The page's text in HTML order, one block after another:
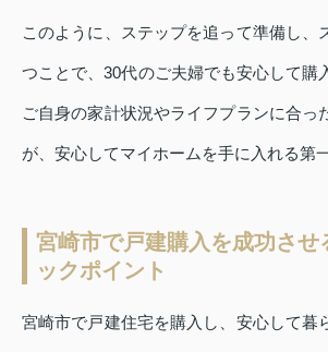
このように、ステップを追って準備し、
つことで、30代のご夫婦でも安心して購
ご自身の家計状況やライフプランに合っ
が、安心してマイホームを手に入れる第
宮崎市で戸建購入を成功させ
ックポイント
宮崎市で戸建住宅を購入し、安心して暮